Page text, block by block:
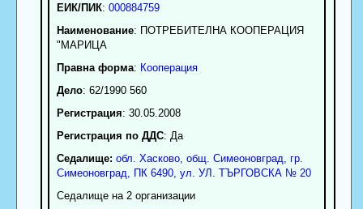
ЕИК/ПИК: 000884759
Наименование: ПОТРЕБИТЕЛНА КООПЕРАЦИЯ
"МАРИЦА
Правна форма: Кооперация
Дело: 62/1990 560
Регистрация: 30.05.2008
Регистрация по ДДС: Да
Седалище: обл. Хасково, общ. Симеоновград гр.
Симеоновград , ПК 6490, ул. УЛ. ТЪРГОВСКА № 20
Седалище на 2 организации